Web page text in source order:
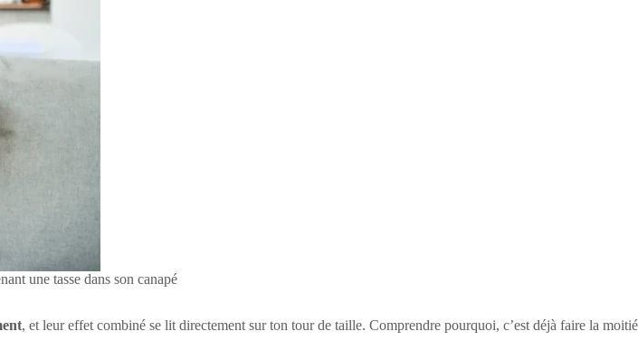
une tasse dans son canapé
, et leur effet combiné se lit directement sur ton tour de taille. Comprendre pourquoi, c’est déjà faire la moitié